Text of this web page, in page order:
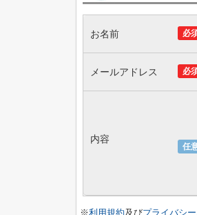
必
お名前
必
メールアドレス
任
内容
※利用規約及びプライバシ